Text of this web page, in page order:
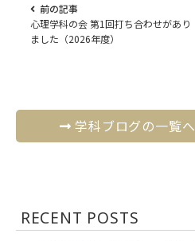
前の記事
心理学科の会 第1回打ち合わせがあり
ました（2026年度）
学科ブログの一覧へ
RECENT POSTS